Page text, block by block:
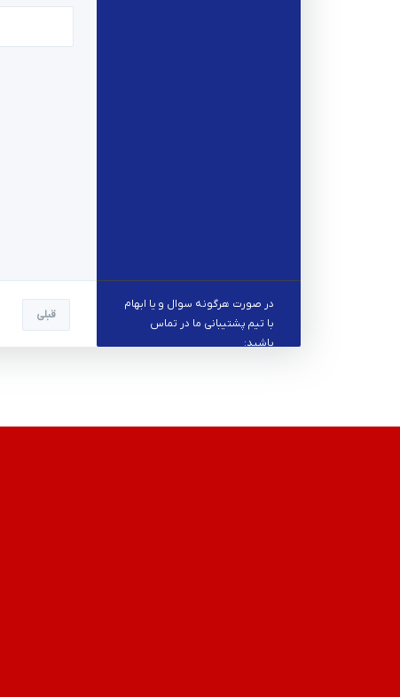
در صورت هرگونه سوال و یا ابهام
با تیم پشتیبانی ما در تماس
باشید:
قبلی